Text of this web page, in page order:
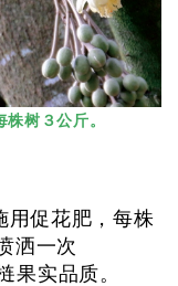
树３公斤。
用促花肥，每株
洒一次
果实品质。